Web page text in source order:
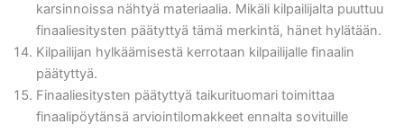
karsinnoissa nähtyä materiaalia. Mikäli kilpailijalta puuttuu
finaaliesitysten päätyttyä tämä merkintä, hänet hylätään.
Kilpailijan hylkäämisestä kerrotaan kilpailijalle finaalin
päätyttyä.
Finaaliesitysten päätyttyä taikurituomari toimittaa
finaalipöytänsä arviointilomakkeet ennalta sovituille